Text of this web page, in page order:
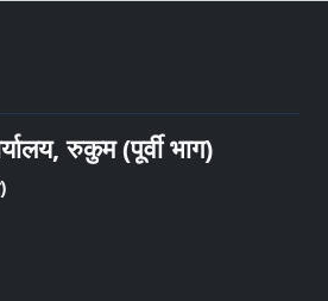
रुकुम (पूर्वी भाग)